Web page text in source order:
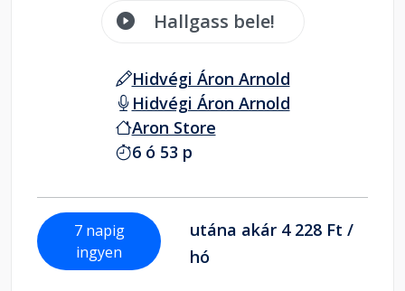
Hallgass bele!
Hidvégi Áron Arnold
Hidvégi Áron Arnold
Aron Store
6 ó 53 p
7 napig
ingyen
utána akár 4 228 Ft /
hó